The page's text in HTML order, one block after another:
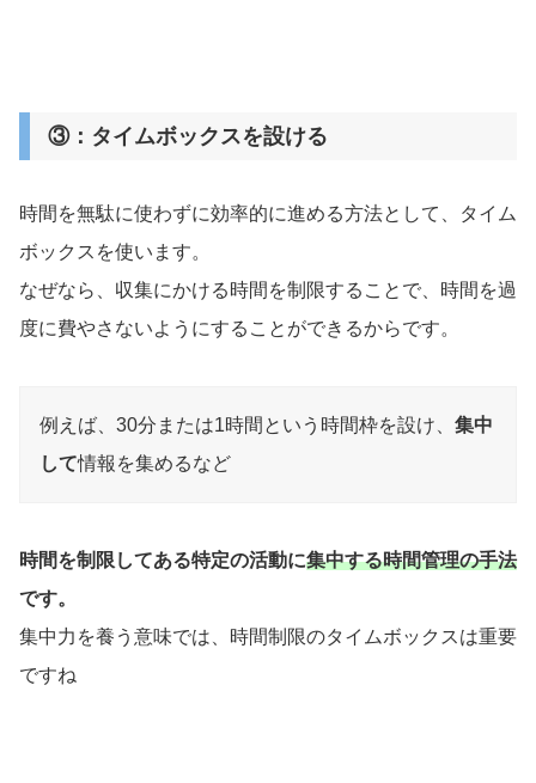
③：タイムボックスを設ける
時間を無駄に使わずに効率的に進める方法として、タイム
ボックスを使います。
なぜなら、収集にかける時間を制限することで、時間を過
度に費やさないようにすることができるからです。
例えば、30分または1時間という時間枠を設け、 集中
して情報を集めるなど
時間を制限してある特定の活動に集中する時間管理の手法
です。
集中力を養う意味では、時間制限のタイムボックスは重要
ですね